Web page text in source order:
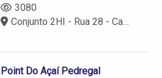
3080
Conjunto 2HI - Rua 28 - Casa 31 - Bairro: Centro - Novo Gama - GO - CEP: 72860-028
Point Do Açaí Pedregal